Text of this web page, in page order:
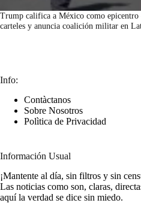
Trump califica a México como epicentro
carteles y anuncia coalición militar en
Info:
Contàctanos
Sobre Nosotros
Polìtica de Privacidad
Información Usual
¡Mantente al día, sin filtros y sin
Las noticias como son, claras,
aquí la verdad se dice sin miedo.